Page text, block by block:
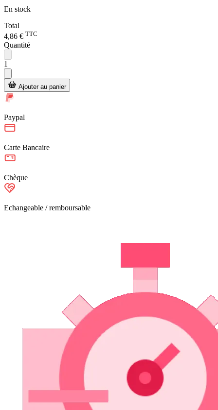
En stock
Total
4,86 € TTC
Quantité
1
Ajouter au panier
Paypal
Carte Bancaire
Chèque
Echangeable / remboursable